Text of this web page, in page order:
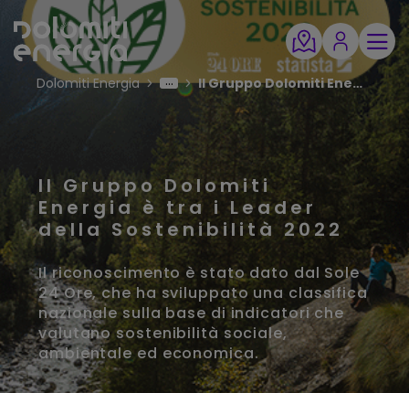
Dolomiti Energia Il Gruppo Dolomiti Energia è tra i Leader della Sostenibilità 2022
Il Gruppo Dolomiti
Energia è tra i Leader
della Sostenibilità 2022
Il riconoscimento è stato dato dal Sole
24 Ore, che ha sviluppato una classifica
nazionale sulla base di indicatori che
valutano sostenibilità sociale,
ambientale ed economica.